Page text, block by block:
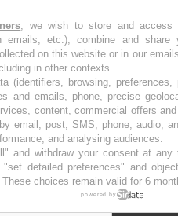
les semaines les meilleures
, we wish to store and access
emails, etc.), combine and share
on this website or in our
in other contexts.
(identifiers, browsing,
and emails, phone, precise
content, commercial offers
email, post, SMS, phone, audio,
and analysing audiences.
and withdraw your consent at
detailed preferences" and
choices remain valid for 6
powered by